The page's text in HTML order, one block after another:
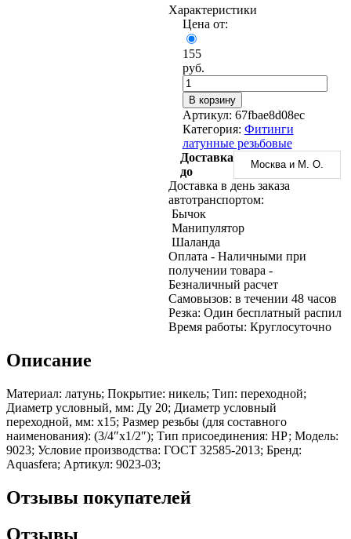
электросварные
электросварные
перфорированные
(вентиляционный)
Тавр
алюминиевый
Труба
алюминиевая
Уголок
алюминиевый
Фольга
алюминиевая
Чушка
алюминиевая
Швеллер
алюминиевый
Шина
алюминиевая
Шестигранник
латунный
Квадрат
латунный
Круг
латунный
(пруток)
Лента
латунная
латунная
Шина
медная
Круг
медный
Заглушки
стальные
стальные
Хомуты
стальные
Крепеж
шуруп-
шпилька
Группы
Ванны и
Фитинги
Фитинги
резьбовые
латунные
Фитинги
резьбовые
Характеристики
Цена от:
155
руб.
В корзину
Артикул: 67fbae8d08ec
Категория: Фитинги
латунные резьбовые
Доставка
до
Москва и М. О.
Доставка в день заказа
автотранспортом:
Бычок
Манипулятор
Шаланда
Оплата - Наличными при
получении товара -
Безналичный расчет
Cамовызов:в течении 48 часов
Резка:Один бесплатный распил
Время работы:Круглосуточно
Описание
Материал: латунь; Покрытие: никель; Тип: переходной;
Диаметр условный, мм: Ду 20; Диаметр условный
переходной, мм: х15; Размер резьбы (для составного
наименования): (3/4″х1/2″); Тип присоединения: НР; Модель:
9023; Условие производства: ГОСТ 32585-2013; Бренд:
Aquasfera; Артикул: 9023-03;
Отзывы покупателей
Отзывы